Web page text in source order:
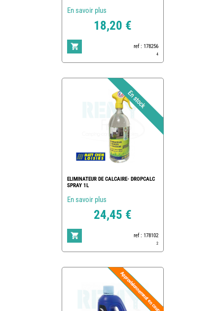
En savoir plus
18,20 €
ref : 178256
4
ELIMINATEUR DE CALCAIRE- DROPCALC
SPRAY 1L
En savoir plus
24,45 €
ref : 178102
2